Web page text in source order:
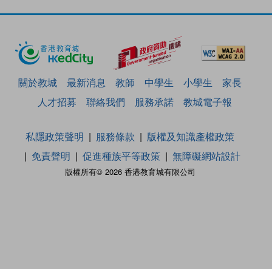
關於教城 最新消息 教師 中學生 小學生
家長
人才招募
聯絡我們 服務承諾 教城電子報
版權所有© 2026 香港教育城有限公司
私隱政策聲明 服務條款
版權及知識產權政策
免責聲明
促進種族平等政策 無障礙網站設計